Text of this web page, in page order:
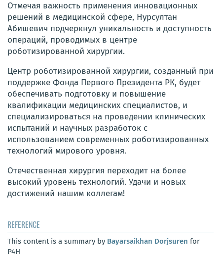
Отмечая важность применения инновационных
решений в медицинской сфере, Нурсултан
Абишевич подчеркнул уникальность и доступность
операций, проводимых в центре
роботизированной хирургии.
Центр роботизированной хирургии, созданный при
поддержке Фонда Первого Президента РК, будет
обеспечивать подготовку и повышение
квалификации медицинских специалистов, и
специализироваться на проведении клинических
испытаний и научных разработок с
использованием современных роботизированных
технологий мирового уровня.
Отечественная хирургия переходит на более
высокий уровень технологий. Удачи и новых
достижений нашим коллегам!
REFERENCE
This content is a summary by Bayarsaikhan Dorjsuren for
P4H